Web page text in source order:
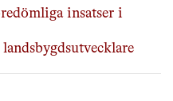
insatser i